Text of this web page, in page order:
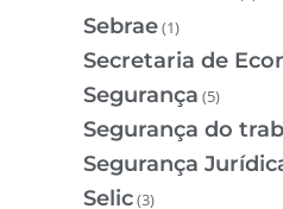
Sebrae(1)
Secretaria de
Segurança (5)
Segurança do
Segurança
Selic(3)